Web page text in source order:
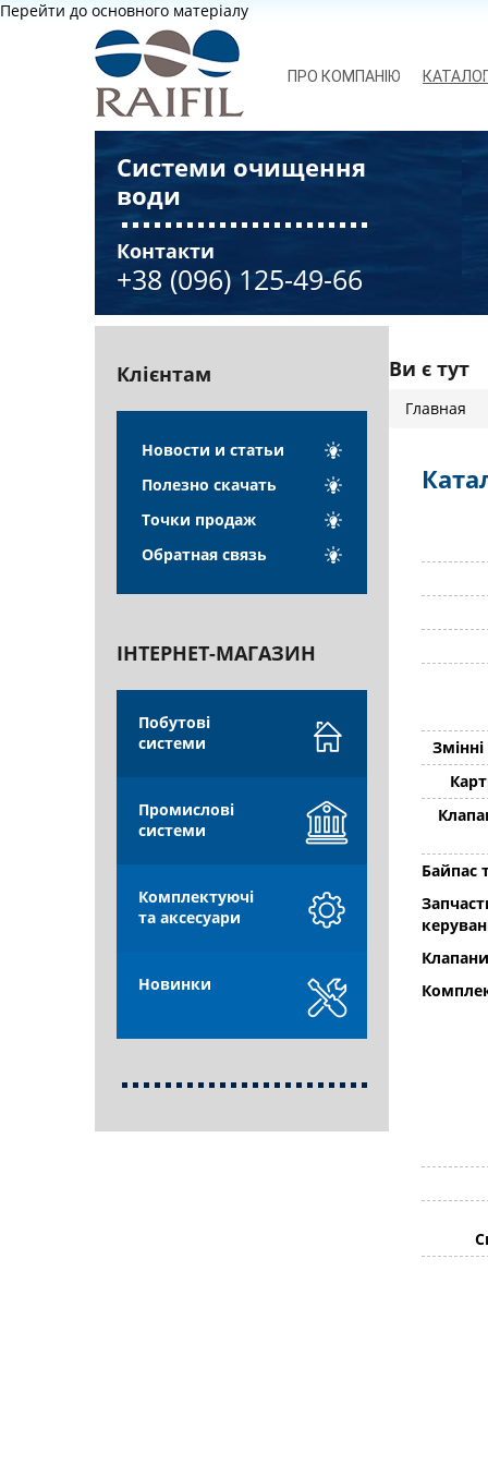
Перейти до основного матеріалу
ПРО КОМПАНІЮ
Системи очищення
води
Контакти
+38 (096) 125-49-66
Клієнтам
Новости и статьи
Полезно скачать
Точки продаж
Обратная связь
ІНТЕРНЕТ-МАГАЗИН
Побутові
системи
Промислові
системи
Комплектуючі
та аксесуари
Новинки
Ви є тут
Главная
Байпас